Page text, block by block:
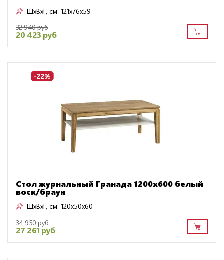
ШxВxГ, см: 121x76x59
32 940 руб
20 423 руб
-22%
Стол журнальный Гранада 1200х600 белый
воск/браун
ШxВxГ, см: 120x50x60
34 950 руб
27 261 руб